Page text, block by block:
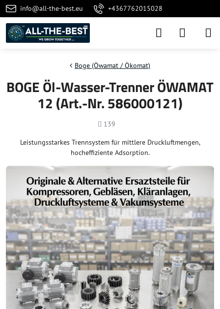
info@all-the-best.eu +4367762015028
Boge (Öwamat / Ökomat)
BOGE Öl-Wasser-Trenner ÖWAMAT
12 (Art.-Nr. 586000121)
Anzahl
139
Leistungsstarkes Trennsystem für mittlere Druckluftmengen,
hocheffiziente Adsorption.